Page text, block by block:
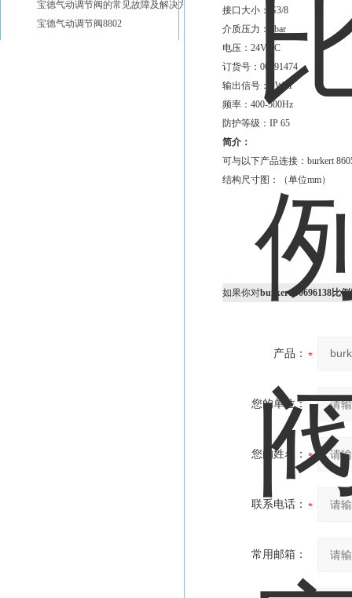
接口大小：G3/8
介质压力：7bar
电压：24VDC
订货号：00291474
输出信号：PWM
频率：400-500Hz
防护等级：IP 65
简介：
可与以下产品连接：burkert
结构尺寸图：（单位mm）
如果你对burkert 00696138比
产品：
您的单位：
您的姓名：
联系电话：
常用邮箱：
宝德气动调节阀8802